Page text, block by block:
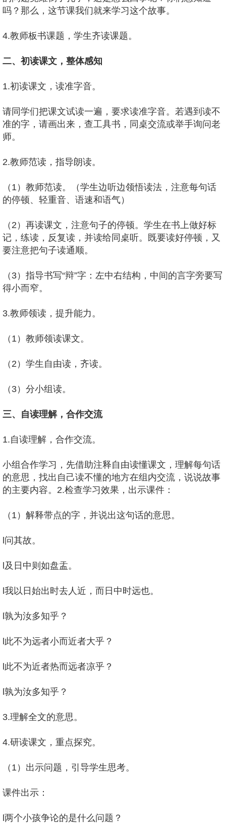
吗？那么，这节课我们就来学习这个故事。
4.教师板书课题，学生齐读课题。
二、初读课文，整体感知
1.初读课文，读准字音。
请同学们把课文试读一遍，要求读准字音。若遇到读不
准的字，请画出来，查工具书，同桌交流或举手询问老
师。
2.教师范读，指导朗读。
（1）教师范读。（学生边听边领悟读法，注意每句话
的停顿、轻重音、语速和语气）
（2）再读课文，注意句子的停顿。学生在书上做好标
记，练读，反复读，并读给同桌听。既要读好停顿，又
要注意把句子读通顺。
（3）指导书写“辩”字：左中右结构，中间的言字旁要写
得小而窄。
3.教师领读，提升能力。
（1）教师领读课文。
（2）学生自由读，齐读。
（3）分小组读。
三、自读理解，合作交流
1.自读理解，合作交流。
小组合作学习，先借助注释自由读懂课文，理解每句话
的意思，找出自己读不懂的地方在组内交流，说说故事
的主要内容。2.检查学习效果，出示课件：
（1）解释带点的字，并说出这句话的意思。
l问其故。
l及日中则如盘盂。
l我以日始出时去人近，而日中时远也。
l孰为汝多知乎？
l此不为远者小而近者大乎？
l此不为近者热而远者凉乎？
l孰为汝多知乎？
3.理解全文的意思。
4.研读课文，重点探究。
（1）出示问题，引导学生思考。
课件出示：
l两个小孩争论的是什么问题？